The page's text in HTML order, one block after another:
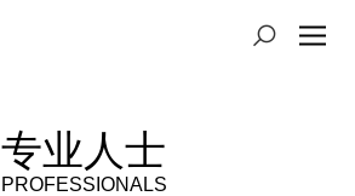
专业人士
PROFESSIONALS